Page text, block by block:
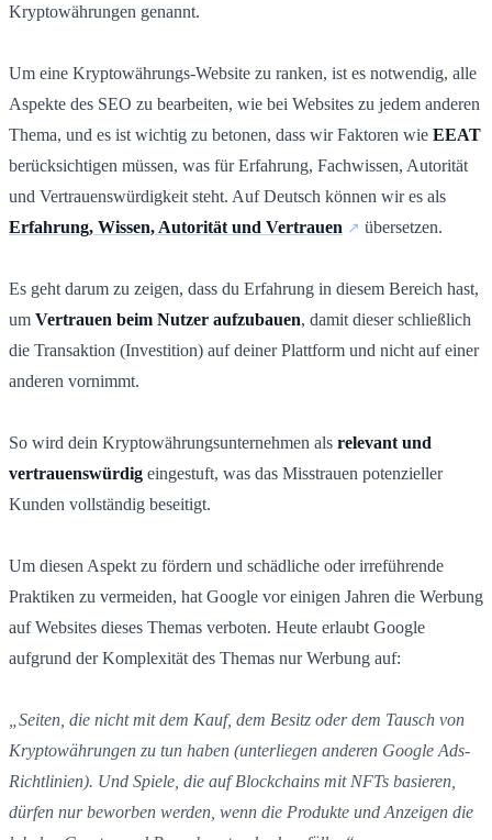
Kryptowährungen genannt.
Um eine Kryptowährungs-Website zu ranken, ist es notwendig, alle
Aspekte des SEO zu bearbeiten, wie bei Websites zu jedem anderen
Thema, und es ist wichtig zu betonen, dass wir Faktoren wie EEAT
berücksichtigen müssen, was für Erfahrung, Fachwissen, Autorität
und Vertrauenswürdigkeit steht. Auf Deutsch können wir es als
Erfahrung, Wissen, Autorität und Vertrauen
übersetzen.
Es geht darum zu zeigen, dass du Erfahrung in diesem Bereich hast,
um Vertrauen beim Nutzer aufzubauen, damit dieser schließlich
die Transaktion (Investition) auf deiner Plattform und nicht auf einer
anderen vornimmt.
So wird dein Kryptowährungsunternehmen als relevant und
vertrauenswürdig eingestuft, was das Misstrauen potenzieller
Kunden vollständig beseitigt.
Um diesen Aspekt zu fördern und schädliche oder irreführende
Praktiken zu vermeiden, hat Google vor einigen Jahren die Werbung
auf Websites dieses Themas verboten. Heute erlaubt Google
aufgrund der Komplexität des Themas nur Werbung auf:
„Seiten, die nicht mit dem Kauf, dem Besitz oder dem Tausch von
Kryptowährungen zu tun haben (unterliegen anderen Google Ads-
Richtlinien). Und Spiele, die auf Blockchains mit NFTs basieren,
dürfen nur beworben werden, wenn die Produkte und Anzeigen die